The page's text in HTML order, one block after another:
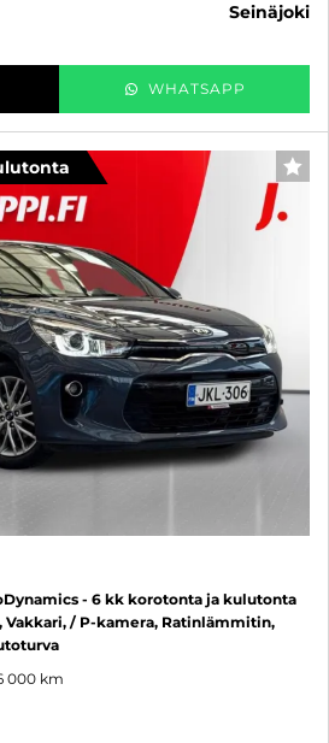
seinäjoki
WHATSAPP
- 6 kk korotonta ja kulutonta
Vakkari, / P-kamera, Ratinlämmitin,
000 km